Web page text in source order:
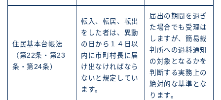
住民基本台帳法
（第22条・第23
条・第24条）
転入、転居、転出
をした者は、異動
の日から１４日以
内に市町村長に届
け出なければなら
ないと規定してい
ます。
届出の期間を過ぎ
た場合でも受理は
しますが、簡易裁
判所への過料通知
の対象となるかを
判断する実務上の
絶対的な基準とな
ります。